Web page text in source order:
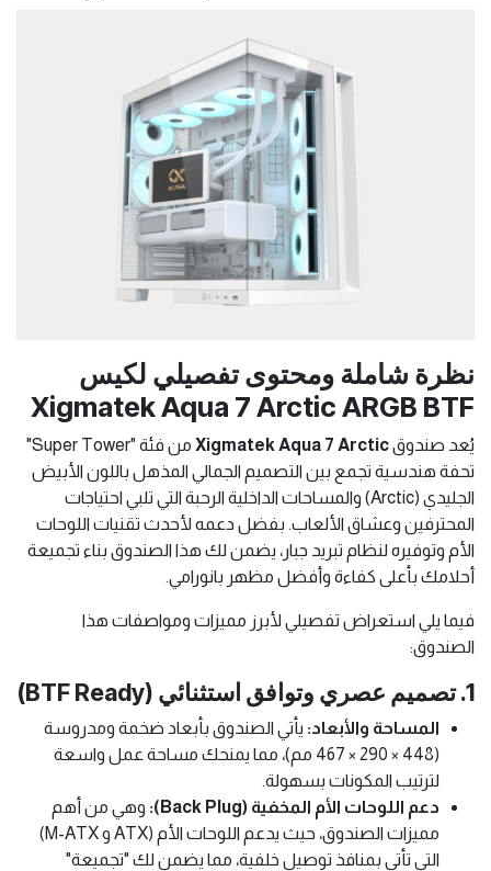
نظرة شاملة ومحتوى تفصيلي لكيس
Xigmatek Aqua 7 Arctic ARGB BTF
يُعد صندوقXigmatek Aqua 7 Arctic
من فئة "Super Tower"
تحفة هندسية تجمع بين التصميم الجمالي المذهل باللون الأبيض
الجليدي (Arctic) والمساحات الداخلية الرحبة التي تلبي احتياجات
المحترفين وعشاق الألعاب. بفضل دعمه لأحدث تقنيات اللوحات
الأم وتوفيره لنظام تبريد جبار، يضمن لك هذا الصندوق بناء تجميعة
أحلامك بأعلى كفاءة وأفضل مظهر بانورامي.
فيما يلي استعراض تفصيلي لأبرز مميزات ومواصفات هذا
الصندوق:
1. تصميم عصري وتوافق استثنائي (BTF Ready)
المساحة والأبعاد: يأتي الصندوق بأبعاد ضخمة ومدروسة
(448 × 290 × 467 مم)، مما يمنحك مساحة عمل واسعة
لترتيب المكونات بسهولة.
دعم اللوحات الأم المخفية (Back Plug):
وهي من أهم
مميزات الصندوق، حيث يدعم اللوحات الأم (ATX و M-ATX)
التي تأتي بمنافذ توصيل خلفية، مما يضمن لك "تجميعة"